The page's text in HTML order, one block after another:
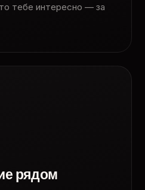
тебе интересно — за
рядом